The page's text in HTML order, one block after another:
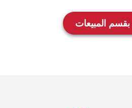
المبيعات